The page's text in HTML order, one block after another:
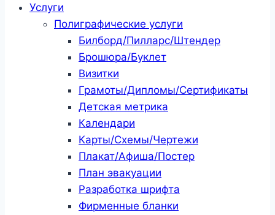
Услуги
Полиграфические услуги
Билборд/Пилларс/Штендер
Брошюра/Буклет
Визитки
Грамоты/Дипломы/Сертификаты
Детская метрика
Календари
Карты/Схемы/Чертежи
Плакат/Афиша/Постер
План эвакуации
Разработка шрифта
Фирменные бланки